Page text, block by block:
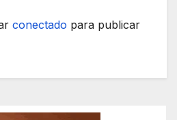
conectado para publicar